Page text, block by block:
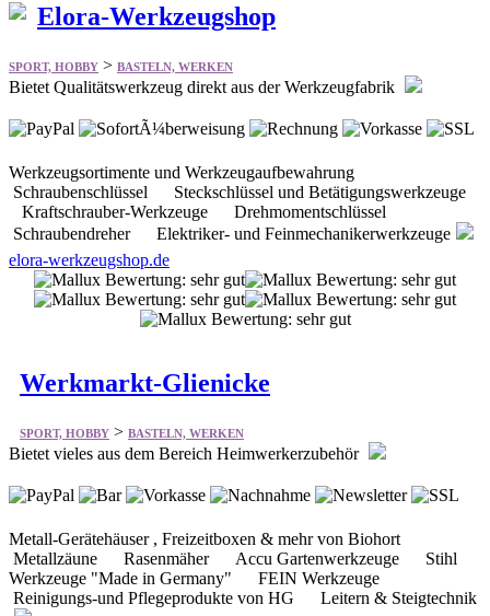
Elora-Werkzeugshop
SPORT, HOBBY > BASTELN, WERKEN
Bietet Qualitätswerkzeug direkt aus der Werkzeugfabrik
Werkzeugsortimente und Werkzeugaufbewahrung
Schraubenschlüssel Steckschlüssel und Betätigungswerkzeuge
Kraftschrauber-Werkzeuge Drehmomentschlüssel
Schraubendreher Elektriker- und Feinmechanikerwerkzeuge
elora-werkzeugshop.de
Werkmarkt-Glienicke
SPORT, HOBBY > BASTELN, WERKEN
Bietet vieles aus dem Bereich Heimwerkerzubehör
Metall-Gerätehäuser , Freizeitboxen & mehr von Biohort
Metallzäune Rasenmäher Accu Gartenwerkzeuge Stihl
Werkzeuge "Made in Germany" FEIN Werkzeuge
Reinigungs-und Pflegeprodukte von HG Leitern & Steigtechnik